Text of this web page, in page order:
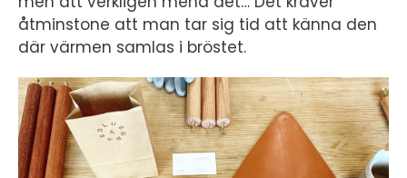
åtminstone att man tar sig tid att känna den
där värmen samlas i bröstet.